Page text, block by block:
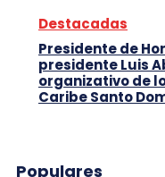
Destacadas
Presidente de
presidente Luis
organizativo de
Caribe Santo
Populares